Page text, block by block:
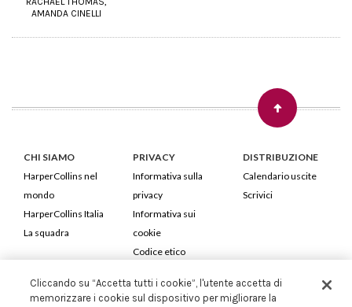
AMANDA CINELLI
CHI SIAMO
HarperCollins nel
mondo
HarperCollins Italia
La squadra
PRIVACY
Informativa sulla
privacy
Informativa sui
cookie
Codice etico
DISTRIBUZIONE
Calendario uscite
Scrivici
HarperCollins Italia S.p.A. Viale Monte Nero, 84 - 20135 Milano
Cliccando su “Accetta tutti i cookie”, l'utente accetta di
memorizzare i cookie sul dispositivo per migliorare la